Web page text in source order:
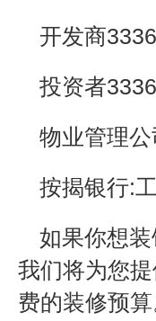
开发商
投资者
物业管理
按揭银行:
如果你想
我们将为您
费的装修预